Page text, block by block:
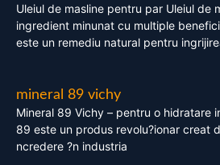
Uleiul de masline pentru par Uleiul de
ingredient minunat cu multiple
este un remediu natural pentru
mineral 89 vichy
Mineral 89 Vichy – pentru o hidratare
89 este un produs revolu?ionar creat
ncredere ?n industria